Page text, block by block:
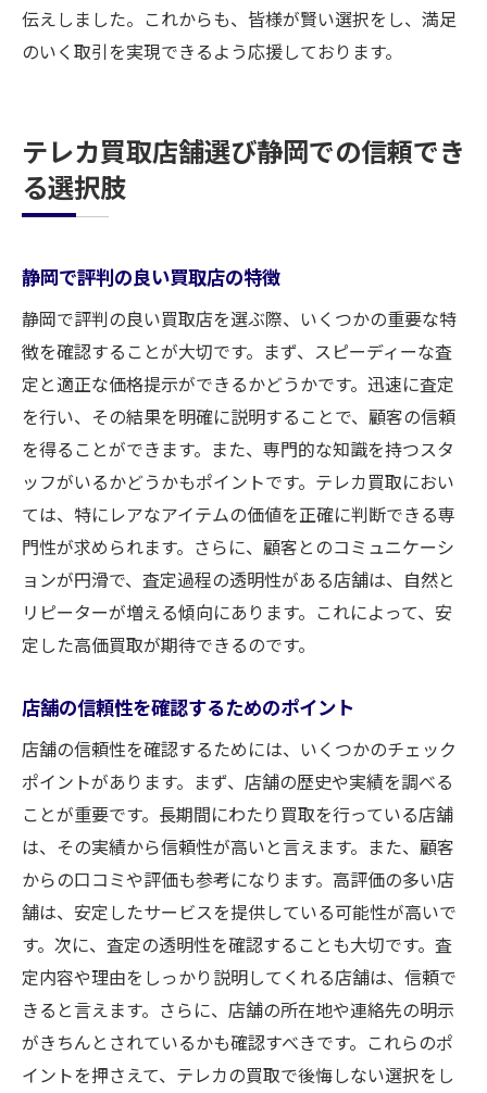
伝えしました。これからも、皆様が賢い選択をし、満足
のいく取引を実現できるよう応援しております。
テレカ買取店舗選び静岡での信頼でき
る選択肢
静岡で評判の良い買取店の特徴
静岡で評判の良い買取店を選ぶ際、いくつかの重要な特
徴を確認することが大切です。まず、スピーディーな査
定と適正な価格提示ができるかどうかです。迅速に査定
を行い、その結果を明確に説明することで、顧客の信頼
を得ることができます。また、専門的な知識を持つスタ
ッフがいるかどうかもポイントです。テレカ買取におい
ては、特にレアなアイテムの価値を正確に判断できる専
門性が求められます。さらに、顧客とのコミュニケーシ
ョンが円滑で、査定過程の透明性がある店舗は、自然と
リピーターが増える傾向にあります。これによって、安
定した高価買取が期待できるのです。
店舗の信頼性を確認するためのポイント
店舗の信頼性を確認するためには、いくつかのチェック
ポイントがあります。まず、店舗の歴史や実績を調べる
ことが重要です。長期間にわたり買取を行っている店舗
は、その実績から信頼性が高いと言えます。また、顧客
からの口コミや評価も参考になります。高評価の多い店
舗は、安定したサービスを提供している可能性が高いで
す。次に、査定の透明性を確認することも大切です。査
定内容や理由をしっかり説明してくれる店舗は、信頼で
きると言えます。さらに、店舗の所在地や連絡先の明示
がきちんとされているかも確認すべきです。これらのポ
イントを押さえて、テレカの買取で後悔しない選択をし